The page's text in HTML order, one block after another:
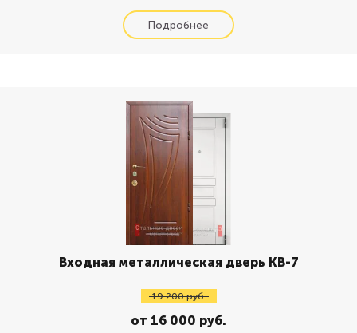
Входная металлическая дверь КВ-7
19 200 руб.
от 16 000 руб.